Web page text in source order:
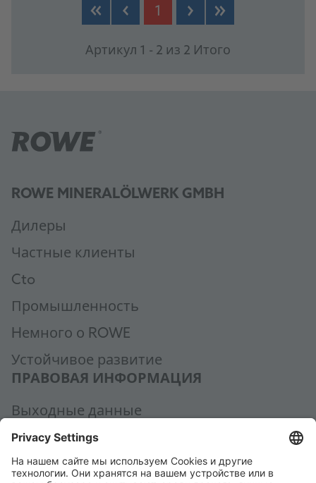
1
Артикул 1 - 2 из 2 Итого
ROWE MINERALÖLWERK GMBH
Дилеры
Частные клиенты
Cto
Промышленность
Hемного о ROWE
Устойчивое развитие
ПРАВОВАЯ ИНФОРМАЦИЯ
Выходные данные
Политика конфиденциальности
Общие условия заключения сделки